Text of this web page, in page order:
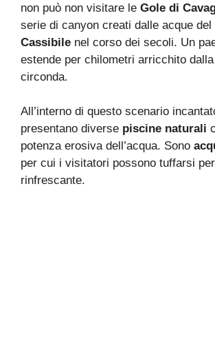
non può non visitare le Gole di
serie di canyon creati dalle acque del
Cassibile nel corso dei secoli. Un
estende per chilometri arricchito
circonda.
All’interno di questo scenario
presentano diverse piscine naturali
potenza erosiva dell’acqua. Sono
per cui i visitatori possono tuffarsi
rinfrescante.